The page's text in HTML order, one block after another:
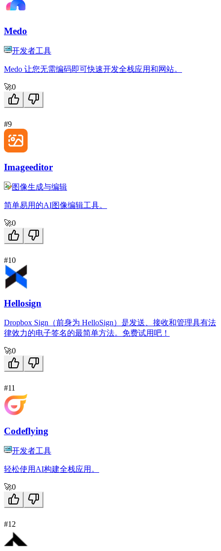
Medo
开发者工具
Medo 让您无需编码即可快速开发全栈应用和网站。
🚀0
#9
Imageeditor
图像生成与编辑
简单易用的AI图像编辑工具。
🚀0
#10
Hellosign
Dropbox Sign（前身为 HelloSign）是发送、接收和管理具有法
律效力的电子签名的最简单方法。免费试用吧！
🚀0
#11
Codeflying
开发者工具
轻松使用AI构建全栈应用。
🚀0
#12